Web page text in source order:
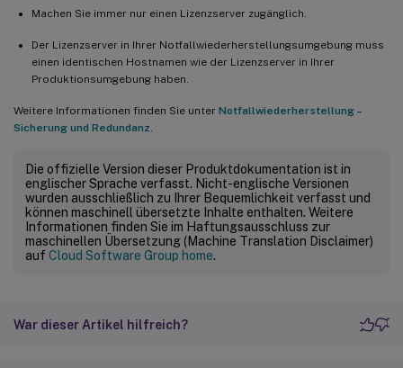
Machen Sie immer nur einen Lizenzserver zugänglich.
Der Lizenzserver in Ihrer Notfallwiederherstellungsumgebung muss
einen identischen Hostnamen wie der Lizenzserver in Ihrer
Produktionsumgebung haben.
Weitere Informationen finden Sie unter Notfallwiederherstellung –
Sicherung und Redundanz
Die offizielle Version dieser Produktdokumentation ist in
englischer Sprache verfasst. Nicht-englische Versionen
wurden ausschließlich zu Ihrer Bequemlichkeit verfasst und
können maschinell übersetzte Inhalte enthalten. Weitere
Informationen finden Sie im Haftungsausschluss zur
maschinellen Übersetzung (Machine Translation Disclaimer)
auf Cloud Software Group home.
War dieser Artikel hilfreich?